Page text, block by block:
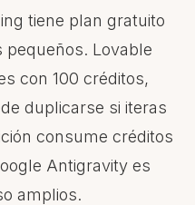
tiene plan gratuito
pequeños. Lovable
con 100 créditos,
duplicarse si iteras
consume créditos
Antigravity es
amplios.